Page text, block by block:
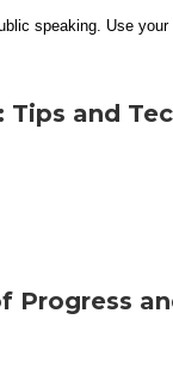
and
Progress